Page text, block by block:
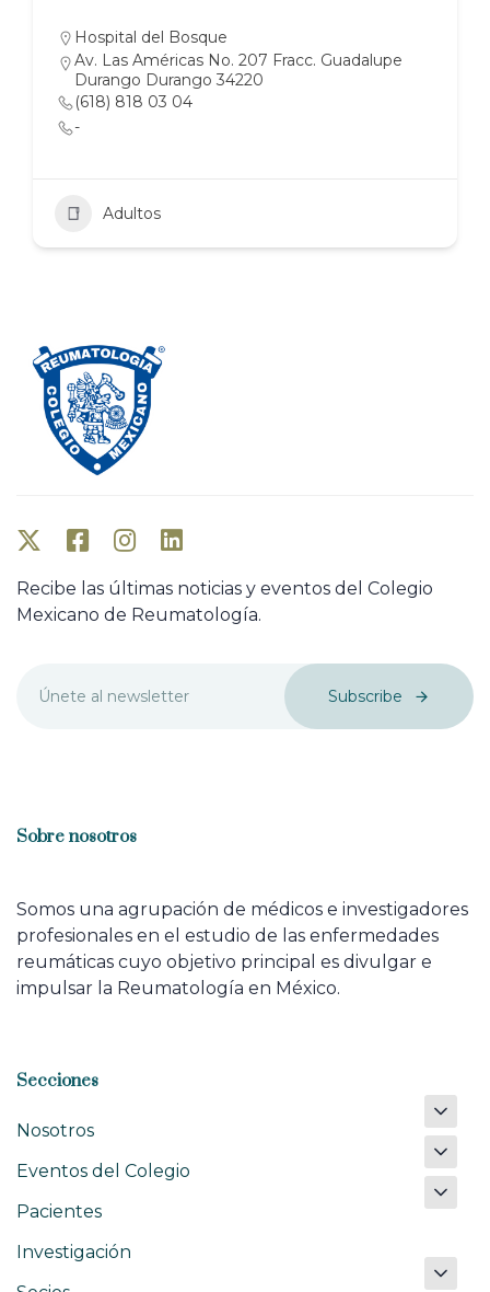
Hospital del Bosque
Av. Las Américas No. 207 Fracc. Guadalupe
Durango Durango 34220
(618) 818 03 04
-
Adultos
Recibe las últimas noticias y eventos del Colegio
Mexicano de Reumatología.
Subscribe
Sobre nosotros
Somos una agrupación de médicos e investigadores
profesionales en el estudio de las enfermedades
reumáticas cuyo objetivo principal es divulgar e
impulsar la Reumatología en México.
Secciones
Nosotros
Eventos del Colegio
Pacientes
Investigación